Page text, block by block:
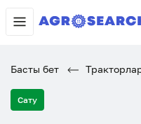
Басты бет
Сату